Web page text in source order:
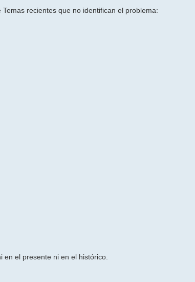
recientes que no identifican el problema:
el presente ni en el histórico.